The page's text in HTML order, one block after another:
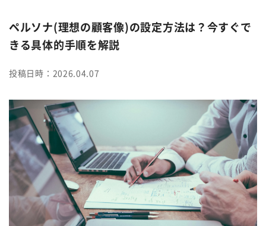
ペルソナ(理想の顧客像)の設定方法は？今すぐで
きる具体的手順を解説
投稿日時：2026.04.07